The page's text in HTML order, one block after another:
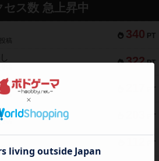
セス数 急上昇中
340 PT
稿
322 PT
PT
稿
PT
稿
PT
稿